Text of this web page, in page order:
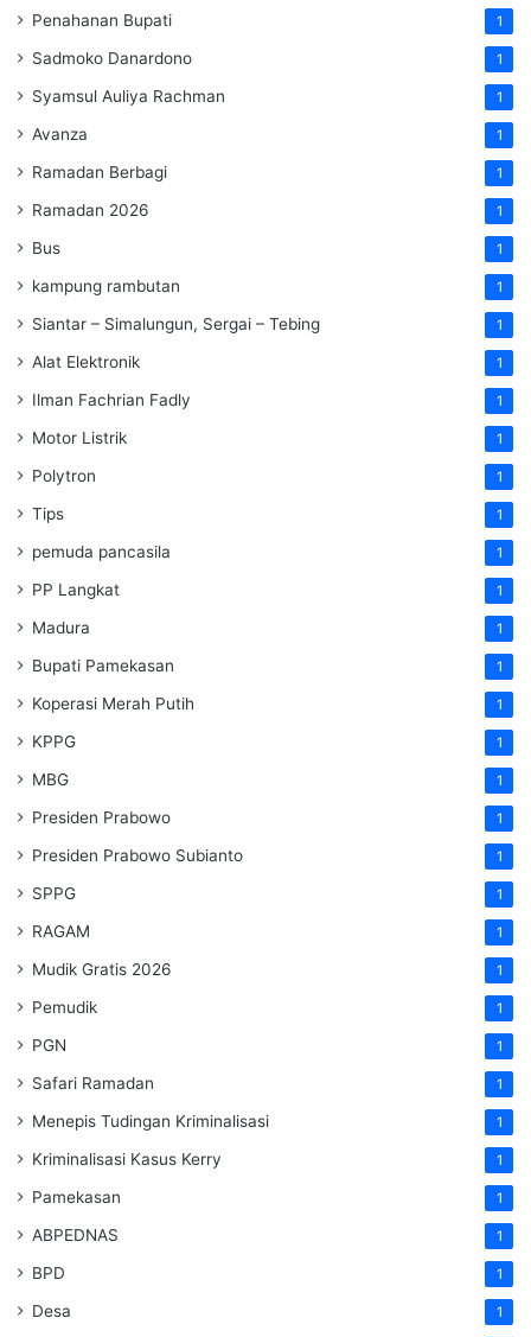
Penahanan Bupati 1
Sadmoko Danardono 1
Syamsul Auliya Rachman 1
Avanza 1
Ramadan Berbagi 1
Ramadan 2026 1
Bus 1
kampung rambutan 1
Siantar – Simalungun, Sergai – Tebing 1
Alat Elektronik 1
Ilman Fachrian Fadly 1
Motor Listrik 1
Polytron 1
Tips 1
pemuda pancasila 1
PP Langkat 1
Madura 1
Bupati Pamekasan 1
Koperasi Merah Putih 1
KPPG 1
MBG 1
Presiden Prabowo 1
Presiden Prabowo Subianto 1
SPPG 1
RAGAM 1
Mudik Gratis 2026 1
Pemudik 1
PGN 1
Safari Ramadan 1
Menepis Tudingan Kriminalisasi 1
Kriminalisasi Kasus Kerry 1
Pamekasan 1
ABPEDNAS 1
BPD 1
Desa 1